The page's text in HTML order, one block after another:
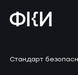
Стандарт